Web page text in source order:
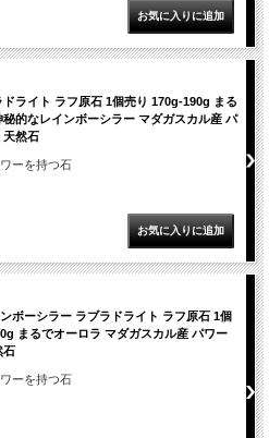
ライト ラフ原石 1個売り 170g-190g まる
的なレインボーシラー マダガスカル産 パ
天然石
ーを持つ石
ボーシラー ラブラドライト ラフ原石 1個
まるでオーロラ マダガスカル産 パワー
石
ーを持つ石